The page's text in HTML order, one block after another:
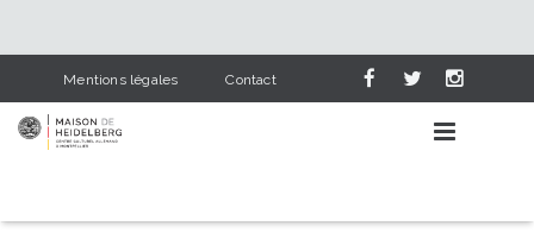
Mentions légales Contact